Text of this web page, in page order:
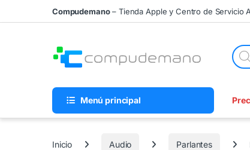
Skip to navigation
Skip to contentCompudemano– Tienda Apple y Centro de Servicio
Menú principal
Inicio Audio Parlantes